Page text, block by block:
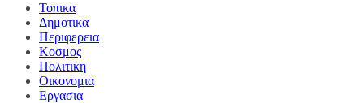
Τοπικα
Δημοτικα
Περιφερεια
Κοσμος
Πολιτικη
Οικονομια
Εργασια